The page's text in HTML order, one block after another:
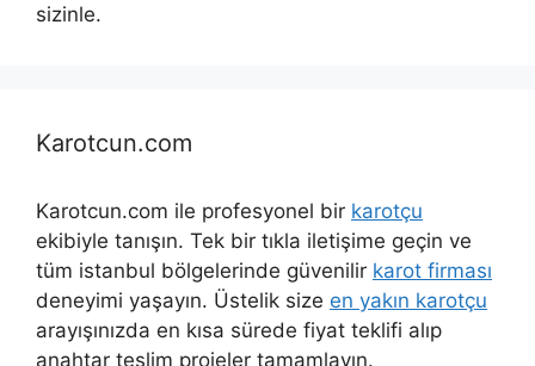
sizinle.
Karotcun.com
Karotcun.com ile profesyonel bir karotçu
ekibiyle tanışın. Tek bir tıkla iletişime geçin ve
tüm istanbul bölgelerinde güvenilir karot firması
deneyimi yaşayın. Üstelik size en yakın karotçu
arayışınızda en kısa sürede fiyat teklifi alıp
anahtar teslim projeler tamamlayın.